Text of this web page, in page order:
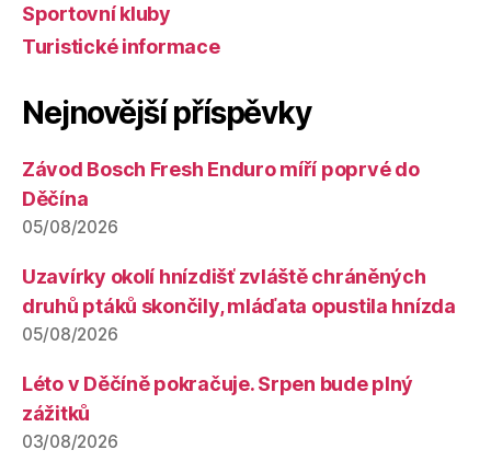
Sportovní kluby
Turistické informace
Nejnovější příspěvky
Závod Bosch Fresh Enduro míří poprvé do
Děčína
05/08/2026
Uzavírky okolí hnízdišť zvláště chráněných
druhů ptáků skončily, mláďata opustila hnízda
05/08/2026
Léto v Děčíně pokračuje. Srpen bude plný
zážitků
03/08/2026